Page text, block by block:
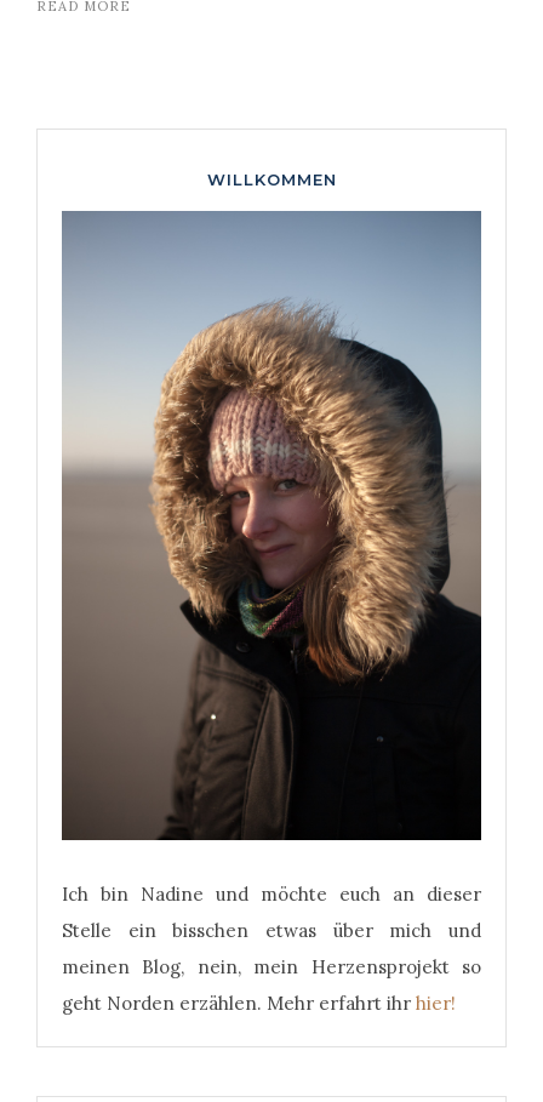
READ MORE
WILLKOMMEN
Ich bin Nadine und möchte euch an dieser
Stelle ein bisschen etwas über mich und
meinen Blog, nein, mein Herzensprojekt so
geht Norden erzählen. Mehr erfahrt ihr hier!